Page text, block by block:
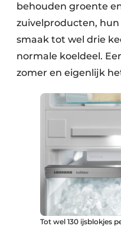
behouden groente
zuivelproducten,
smaak tot wel drie
normale koeldeel.
zomer en eigenlijk
Tot wel 130 ijsblokjes